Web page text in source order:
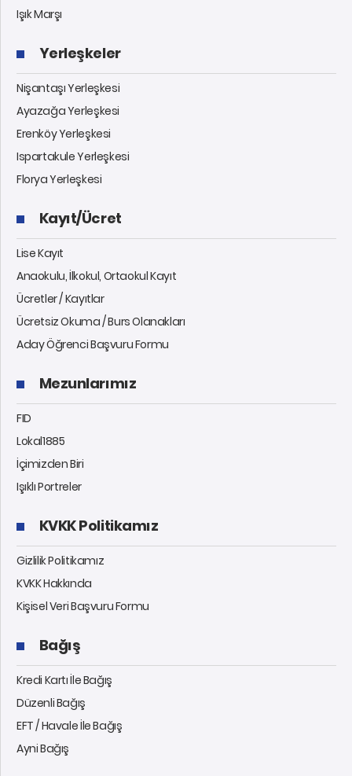
Işık Marşı
Yerleşkeler
Nişantaşı Yerleşkesi
Ayazağa Yerleşkesi
Erenköy Yerleşkesi
Ispartakule Yerleşkesi
Florya Yerleşkesi
Kayıt/Ücret
Lise Kayıt
Anaokulu, İlkokul, Ortaokul Kayıt
Ücretler / Kayıtlar
Ücretsiz Okuma / Burs Olanakları
Aday Öğrenci Başvuru Formu
Mezunlarımız
FID
Lokal1885
İçimizden Biri
Işıklı Portreler
KVKK Politikamız
Gizlilik Politikamız
KVKK Hakkında
Kişisel Veri Başvuru Formu
Bağış
Kredi Kartı İle Bağış
Düzenli Bağış
EFT / Havale İle Bağış
Ayni Bağış